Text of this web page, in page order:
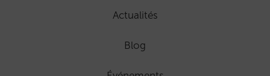
Actualités
Blog